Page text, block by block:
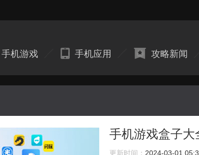
手机游戏 手机应用 攻略新闻
手机游戏盒子大
更新时间： 2024-03-01